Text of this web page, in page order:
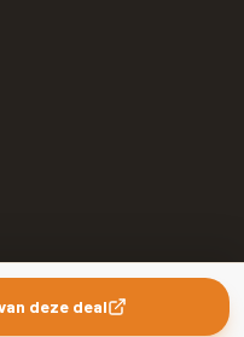
deze deal